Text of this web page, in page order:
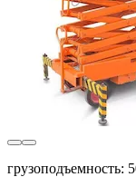
грузоподъемность: